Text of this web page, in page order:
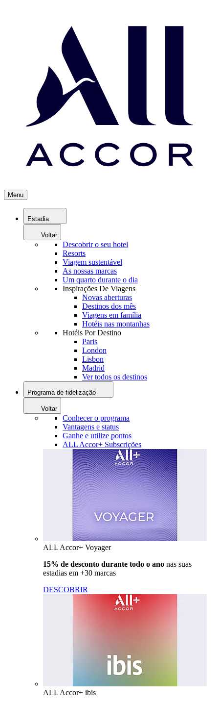
Menu
Estadia
Voltar
Descobrir o seu hotel
Resorts
Viagem sustentável
As nossas marcas
Um quarto durante o dia
Inspirações De Viagens
Novas aberturas
Destinos dos mês
Viagens em família
Hotéis nas montanhas
Hotéis Por Destino
Paris
London
Lisbon
Madrid
Ver todos os destinos
Programa de fidelização
Voltar
Conhecer o programa
Vantagens e status
Ganhe e utilize pontos
ALL Accor+ Subscrições
ALL Accor+ Voyager
15% de desconto durante todo o ano nas suas
estadias em +30 marcas
DESCOBRIR
ALL Accor+ ibis